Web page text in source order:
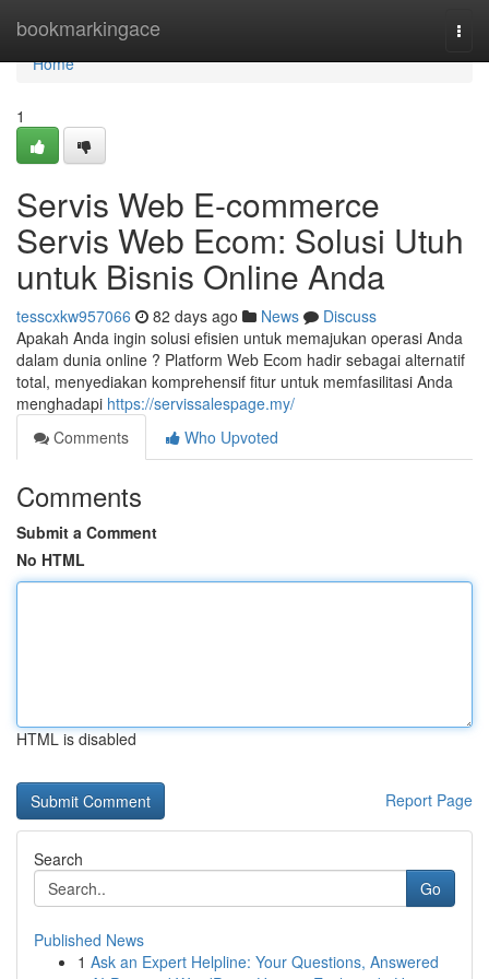
bookmarkingace
Home
Home
1
Servis Web E-commerce
Servis Web Ecom: Solusi Utuh
untuk Bisnis Online Anda
tesscxkw957066 82 days ago News
Discuss
Apakah Anda ingin solusi efisien untuk memajukan operasi Anda
dalam dunia online ? Platform Web Ecom hadir sebagai alternatif
total, menyediakan komprehensif fitur untuk memfasilitasi Anda
menghadapi https://servissalespage.my/
Comments
Who Upvoted
Comments
Submit a Comment
No HTML
HTML is disabled
Report Page
Search
Go
Published News
1 Ask an Expert Helpline: Your Questions, Answered